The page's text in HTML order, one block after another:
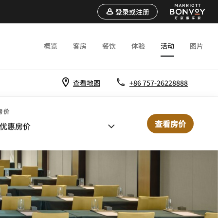
登录或注册
概览 客房 餐饮 体验 活动 图片
查看地图 +86 757-26228888
价
惠房价 查看房价